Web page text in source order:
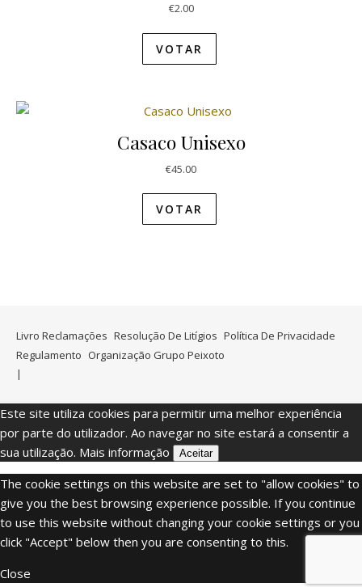
€2.00
VOTAR
Casaco Unisexo
€45.00
VOTAR
Livro Reclamações Resolução De Litígios Política De Privacidade
Regulamento Organização Grupo Peixoto
Este site utiliza cookies para permitir uma melhor experiência
por parte do utilizador. Ao navegar no site estará a consentir a
sua utilização. Mais informação Aceitar
The cookie settings on this website are set to "allow cookies" to
give you the best browsing experience possible. If you continue
to use this website without changing your cookie settings or you
click "Accept" below then you are consenting to this.
Close